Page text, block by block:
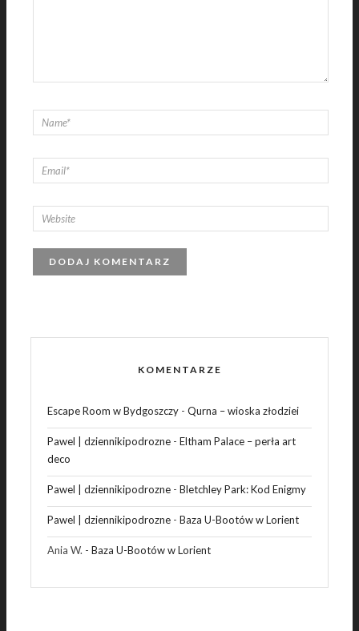
KOMENTARZE
Escape Room w Bydgoszczy - Qurna – wioska złodziei
Pawel | dziennikipodrozne - Eltham Palace – perła art
deco
Pawel | dziennikipodrozne - Bletchley Park: Kod Enigmy
Pawel | dziennikipodrozne - Baza U-Bootów w Lorient
Ania W. - Baza U-Bootów w Lorient